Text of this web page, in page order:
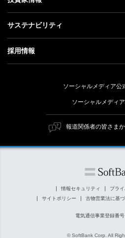
更新情報
記者説明会
事業紹介
ガバナンス
成長戦略「Activate AI for Society
人材戦略
投資家情報 トップ
経営方針
個人投資家の皆さまへ
株式と社債について
サステナビリティ
サステナビリティ トップ
トップメッセージ
ESG方針・体制
マテリアリティ（重要課題）
ESGの主な取り組み
外部評価・イニシアチブ
採用情報
障がい者採用
ソーシャルメディア公
ソーシャルメディ
報道関係者の皆さま
情報セキュリティ
プラ
サイトポリシー
古物営業法に基
電気通信事業登録番
© SoftBank Corp. All